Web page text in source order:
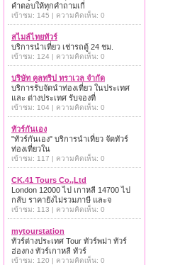
คำตอบให้ทุกคำถามเกี่
เข้าชม: 145 | ความคิดเห็น: 0
สไมล์ไทยทัวร์
บริการนำเที่ยว เช่ารถตู้ 24 ชม.
เข้าชม: 124 | ความคิดเห็น: 0
บริษัท คูลทริป ทราเวล จำกัด
บริการรับจัดนำท่องเที่ยว ในประเทศ
และ ต่างประเทศ รับจองที่
เข้าชม: 104 | ความคิดเห็น: 0
ทัวร์กันเอง
"ทัวร์กันเอง" บริการนำเที่ยว จัดทัวร์
ท่องเที่ยวใน
เข้าชม: 117 | ความคิดเห็น: 0
CK.41 Tours Co.,Ltd
London 12000 ไป เกาหลี 14700 ไป
กลับ ราคายังไม่รวมภาษี และจ
เข้าชม: 113 | ความคิดเห็น: 0
mytourstation
ทัวร์ต่างประเทศ Tour ทัวร์พม่า ทัวร์
ฮ่องกง ทัวร์เกาหลี ทัวร์
เข้าชม: 120 | ความคิดเห็น: 0